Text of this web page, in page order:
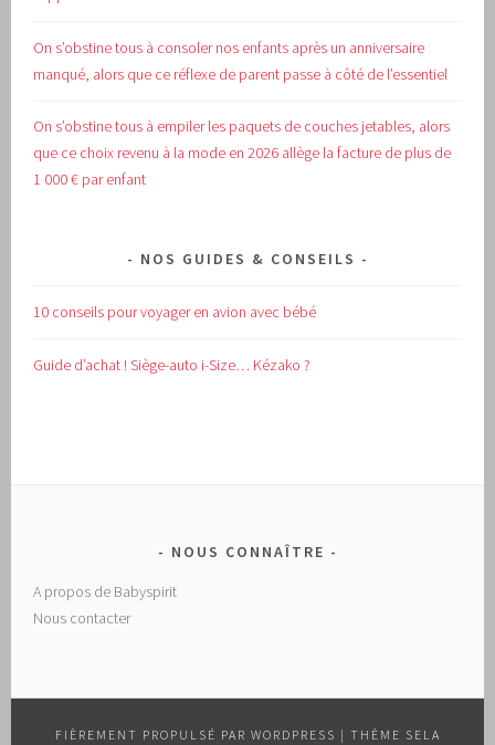
On s’obstine tous à consoler nos enfants après un anniversaire
manqué, alors que ce réflexe de parent passe à côté de l’essentiel
On s’obstine tous à empiler les paquets de couches jetables, alors
que ce choix revenu à la mode en 2026 allège la facture de plus de
1 000 € par enfant
NOS GUIDES & CONSEILS
10 conseils pour voyager en avion avec bébé
Guide d’achat !Siège-auto i-Size… Kézako ?
NOUS CONNAÎTRE
A propos de Babyspirit
Nous contacter
FIÈREMENT PROPULSÉ PAR WORDPRESS | THÈME SELA